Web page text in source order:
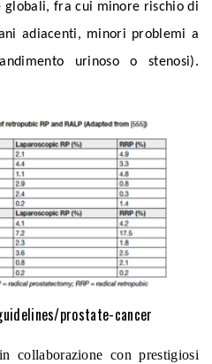
globali, fra cui minore rischio di
adiacenti, minori problemi a
urinoso o stenosi).
prostate-cancer
collaborazione con prestigiosi